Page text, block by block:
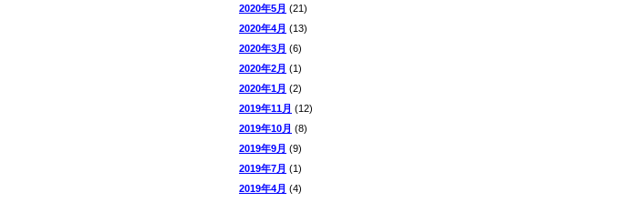
2020年5月 (21)
2020年4月 (13)
2020年3月 (6)
2020年2月 (1)
2020年1月 (2)
2019年11月 (12)
2019年10月 (8)
2019年9月 (9)
2019年7月 (1)
2019年4月 (4)